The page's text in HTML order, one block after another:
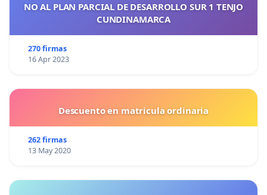
NO AL PLAN PARCIAL DE DESARROLLO SUR 1 TENJO
CUNDINAMARCA
270 firmas
16 Apr 2023
Descuento en matricula ordinaria
262 firmas
13 May 2020